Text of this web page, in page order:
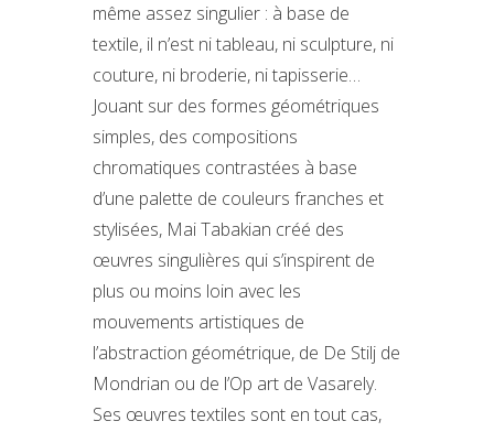
même assez singulier : à base de
textile, il n’est ni tableau, ni sculpture, ni
couture, ni broderie, ni tapisserie…
Jouant sur des formes géométriques
simples, des compositions
chromatiques contrastées à base
d’une palette de couleurs franches et
stylisées, Mai Tabakian créé des
œuvres singulières qui s’inspirent de
plus ou moins loin avec les
mouvements artistiques de
l’abstraction géométrique, de De Stilj de
Mondrian ou de l’Op art de Vasarely.
Ses œuvres textiles sont en tout cas,